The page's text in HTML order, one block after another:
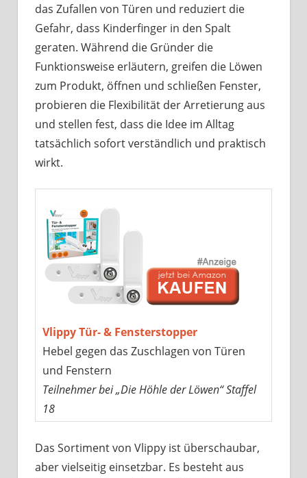
das Zufallen von Türen und reduziert die
Gefahr, dass Kinderfinger in den Spalt
geraten. Während die Gründer die
Funktionsweise erläutern, greifen die Löwen
zum Produkt, öffnen und schließen Fenster,
probieren die Flexibilität der Arretierung aus
und stellen fest, dass die Idee im Alltag
tatsächlich sofort verständlich und praktisch
wirkt.
Vlippy Tür- & Fensterstopper
Hebel gegen das Zuschlagen von Türen
und Fenstern
Teilnehmer bei „Die Höhle der Löwen“ Staffel
18
Das Sortiment von Vlippy ist überschaubar,
aber vielseitig einsetzbar. Es besteht aus